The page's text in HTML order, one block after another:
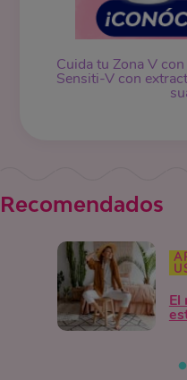
Cuida tu Zona V
Sensiti-V con
Recomendados
El